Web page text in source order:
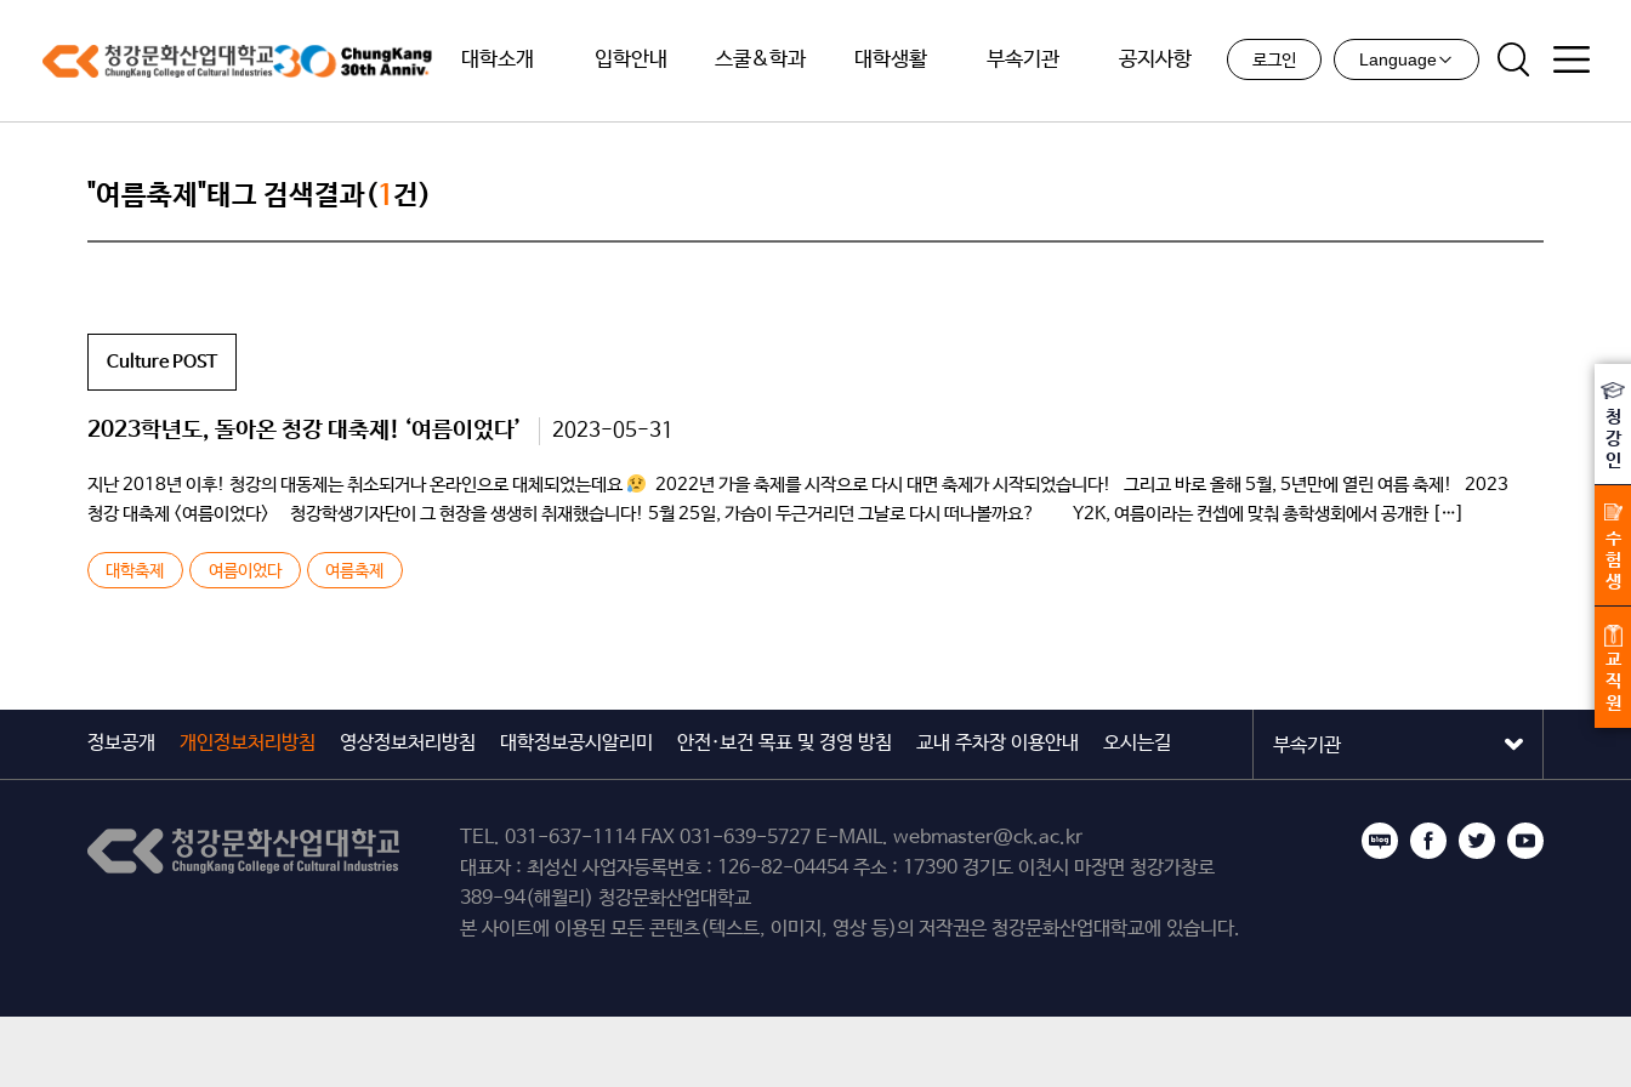
대학소개 입학안내 스쿨&학과 대학생활 부속기관 공지사항 로그인 Language
"여름축제"태그 검색결과(1 건)
Culture POST
2023학년도, 돌아온 청강 대축제! ‘여름이었다’ 2023-05-31
지난 2018년 이후! 청강의 대동제는 취소되거나 온라인으로 대체되었는데요
2022년 가을 축제를 시작으로 다시 대면 축제가 시작되었습니다! 그리고 바로 올해 5월, 5년만에 열린 여름 축제! 2023
청강 대축제 <여름이었다> 청강학생기자단이 그 현장을 생생히 취재했습니다! 5월 25일, 가슴이 두근거리던 그날로 다시 떠나볼까요? Y2K, 여름이라는 컨셉에 맞춰 총학생회에서 공개한 […]
대학축제 여름이었다 여름축제
정보공개 개인정보처리방침 영상정보처리방침 대학정보공시알리미 안전·보건 목표 및 경영 방침 교내 주차장 이용안내 오시는길
TEL. 031-637-1114 FAX 031-639-5727 E-MAIL. webmaster@ck.ac.kr
대표자 : 최성신 사업자등록번호 : 126-82-04454 주소 : 17390 경기도 이천시 마장면 청강가창로
389-94(해월리) 청강문화산업대학교
본 사이트에 이용된 모든 콘텐츠(텍스트, 이미지, 영상 등)의 저작권은 청강문화산업대학교에 있습니다.
청
강
인
수
험
생
교
직
원